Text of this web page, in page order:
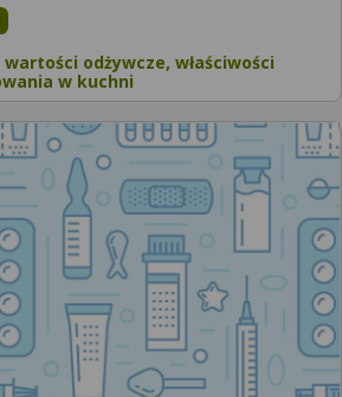
odżywcze, właściwości
w kuchni